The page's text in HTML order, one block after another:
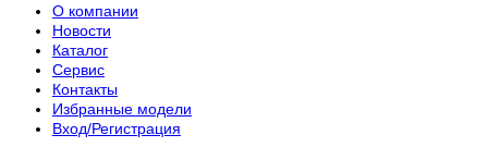
О компании
Новости
Каталог
Сервис
Контакты
Избранные модели
Вход/Регистрация